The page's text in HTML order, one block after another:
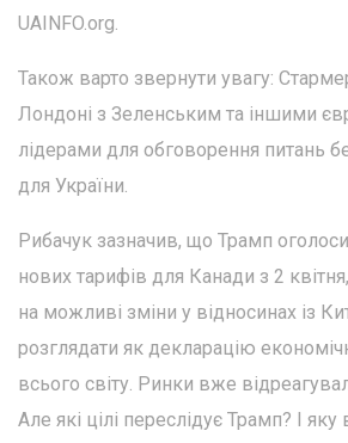
UAINFO.org.
Також варто звернути увагу:
Лондоні з Зеленським та іншими
лідерами для обговорення питань
для України.
Рибачук зазначив, що Трамп
нових тарифів для Канади з 2
на можливі зміни у відносинах із
розглядати як декларацію
всього світу. Ринки вже
Але які цілі переслідує Трамп? І